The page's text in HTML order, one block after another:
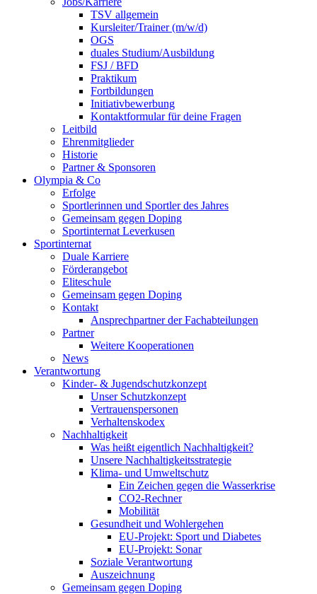
TSV allgemein
Kursleiter/Trainer (m/w/d)
OGS
duales Studium/Ausbildung
FSJ / BFD
Praktikum
Fortbildungen
Initiativbewerbung
Kontaktformular für deine Fragen
Leitbild
Ehrenmitglieder
Historie
Partner & Sponsoren
Olympia & Co
Erfolge
Sportlerinnen und Sportler des Jahres
Gemeinsam gegen Doping
Sportinternat Leverkusen
Sportinternat
Duale Karriere
Förderangebot
Eliteschule
Gemeinsam gegen Doping
Kontakt
Ansprechpartner der Fachabteilungen
Partner
Weitere Kooperationen
News
Verantwortung
Kinder- & Jugendschutzkonzept
Unser Schutzkonzept
Vertrauenspersonen
Verhaltenskodex
Nachhaltigkeit
Was heißt eigentlich Nachhaltigkeit?
Unsere Nachhaltigkeitsstrategie
Klima- und Umweltschutz
Ein Zeichen gegen die Wasserkrise
CO2-Rechner
Mobilität
Gesundheit und Wohlergehen
EU-Projekt: Sport und Diabetes
EU-Projekt: Sonar
Soziale Verantwortung
Auszeichnung
Gemeinsam gegen Doping